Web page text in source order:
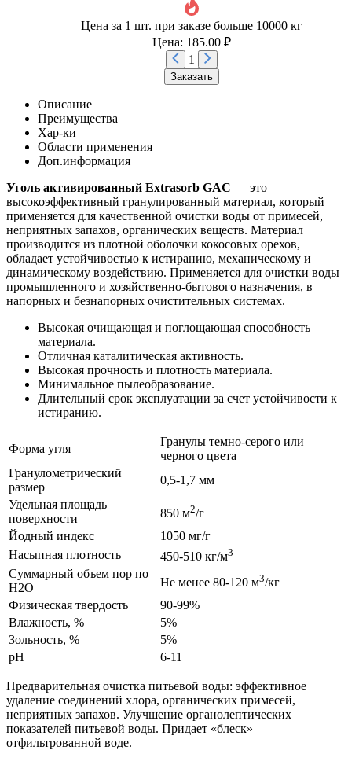
Цена за 1 шт. при заказе больше 10000 кг
Цена: 185.00 ₽
1
Заказать
Описание
Преимущества
Хар-ки
Области применения
Доп.информация
Уголь активированный Extrasorb GAС — это
высокоэффективный гранулированный материал, который
применяется для качественной очистки воды от примесей,
неприятных запахов, органических веществ. Материал
производится из плотной оболочки кокосовых орехов,
обладает устойчивостью к истиранию, механическому и
динамическому воздействию. Применяется для очистки воды
промышленного и хозяйственно-бытового назначения, в
напорных и безнапорных очистительных системах.
Высокая очищающая и поглощающая способность
материала.
Отличная каталитическая активность.
Высокая прочность и плотность материала.
Минимальное пылеобразование.
Длительный срок эксплуатации за счет устойчивости к
истиранию.
Форма угля
Гранулы темно-серого или
черного цвета
Гранулометрический
размер
0,5-1,7 мм
Удельная площадь
поверхности
850 м2/г
Йодный индекс
1050 мг/г
Насыпная плотность
450-510 кг/м3
Суммарный объем пор по
Н2О
Не менее 80-120 м3/кг
Физическая твердость
90-99%
Влажность, %
5%
Зольность, %
5%
pH
6-11
Предварительная очистка питьевой воды: эффективное
удаление соединений хлора, органических примесей,
неприятных запахов. Улучшение органолептических
показателей питьевой воды. Придает «блеск»
отфильтрованной воде.